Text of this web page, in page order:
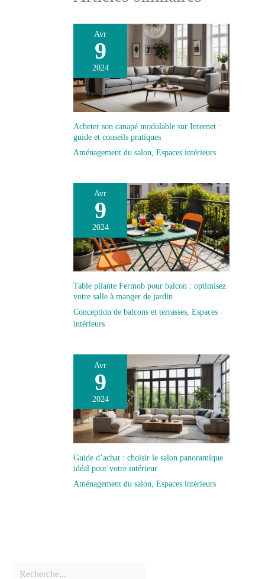
Avr
9
2024
Acheter son canapé modulable sur Internet :
guide et conseils pratiques
Aménagement du salon, Espaces intérieurs
Avr
9
2024
Table pliante Fermob pour balcon : optimisez
votre salle à manger de jardin
Conception de balcons et terrasses, Espaces
intérieurs
Avr
9
2024
Guide d’achat : choisir le salon panoramique
idéal pour votre intérieur
Aménagement du salon Espaces intérieurs